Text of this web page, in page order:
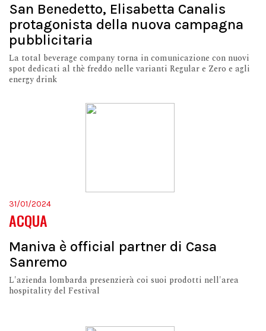
San Benedetto, Elisabetta Canalis
protagonista della nuova campagna
pubblicitaria
La total beverage company torna in comunicazione con nuovi
spot dedicati al thè freddo nelle varianti Regular e Zero e agli
energy drink
31/01/2024
ACQUA
Maniva è official partner di Casa
Sanremo
L'azienda lombarda presenzierà coi suoi prodotti nell'area
hospitality del Festival